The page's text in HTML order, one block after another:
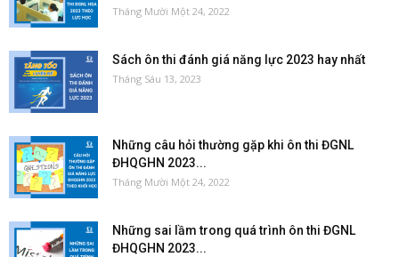
Tháng Mười Một 24, 2022
Sách ôn thi đánh giá năng lực 2023 hay nhất
Tháng Sáu 13, 2023
Những câu hỏi thường gặp khi ôn thi ĐGNL
ĐHQGHN 2023...
Tháng Mười Một 24, 2022
Những sai lầm trong quá trình ôn thi ĐGNL
ĐHQGHN 2023...